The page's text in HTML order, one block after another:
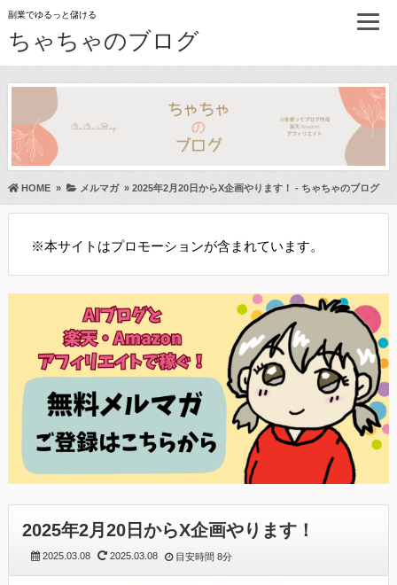
副業でゆるっと儲ける
ちゃちゃのブログ
信規律に関する事項を含む）
HOME» メルマガ» 2025年2月20日からX企画やります！ - ちゃちゃのブログ
※本サイトはプロモーションが含まれています。
2025年2月20日からX企画やります！
2025.03.08 2025.03.08 目安時間 8分